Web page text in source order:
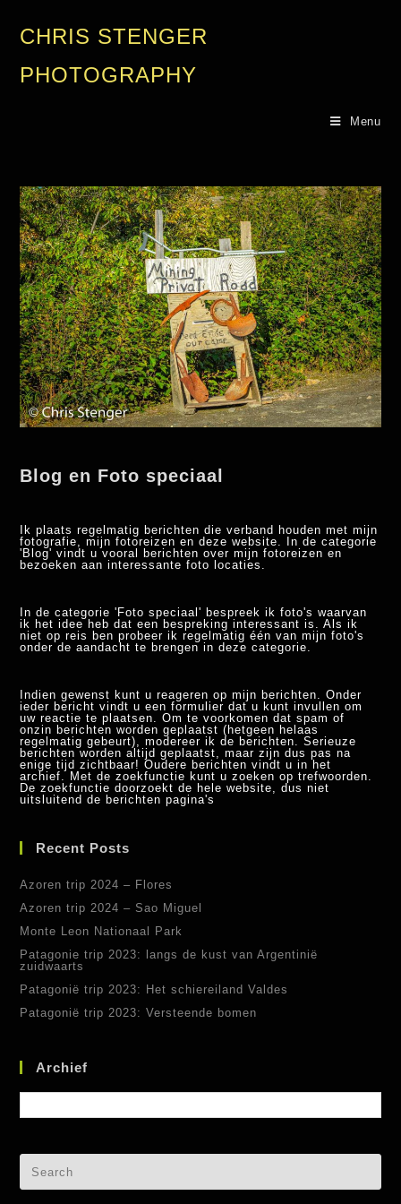
CHRIS STENGER
PHOTOGRAPHY
Menu
Blog en Foto speciaal
Ik plaats regelmatig berichten die verband houden met mijn
fotografie, mijn fotoreizen en deze website. In de categorie
'Blog' vindt u vooral berichten over mijn fotoreizen en
bezoeken aan interessante foto locaties.
In de categorie 'Foto speciaal' bespreek ik foto's waarvan
ik het idee heb dat een bespreking interessant is. Als ik
niet op reis ben probeer ik regelmatig één van mijn foto's
onder de aandacht te brengen in deze categorie.
Indien gewenst kunt u reageren op mijn berichten. Onder
ieder bericht vindt u een formulier dat u kunt invullen om
uw reactie te plaatsen. Om te voorkomen dat spam of
onzin berichten worden geplaatst (hetgeen helaas
regelmatig gebeurt), modereer ik de berichten. Serieuze
berichten worden altijd geplaatst, maar zijn dus pas na
enige tijd zichtbaar! Oudere berichten vindt u in het
archief. Met de zoekfunctie kunt u zoeken op trefwoorden.
De zoekfunctie doorzoekt de hele website, dus niet
uitsluitend de berichten pagina's
Recent Posts
Azoren trip 2024 – Flores
Azoren trip 2024 – Sao Miguel
Monte Leon Nationaal Park
Patagonie trip 2023: langs de kust van Argentinië
zuidwaarts
Patagonië trip 2023: Het schiereiland Valdes
Patagonië trip 2023: Versteende bomen
Archief
Archief